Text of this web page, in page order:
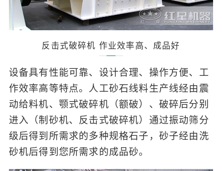
反击式破碎机 作业效率高、成品好
设备具有性能可靠、设计合理、操作方便、工
作效率高等特点。人工砂石线料生产线经由震
动给料机、颚式破碎机（额破）、破碎后分别
进入（制砂机、反击式破碎机）通过振动筛分
级后得到所需求的多种规格石子，砂子经由洗
砂机后得到您所需求的成品砂。